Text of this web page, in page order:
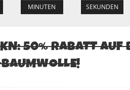
50% RABATT AUF